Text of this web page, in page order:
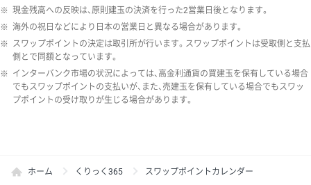
※ 現金残高への反映は、原則建玉の決済を行った2営業日後となります。
※ 海外の祝日などにより日本の営業日と異なる場合があります。
※ スワップポイントの決定は取引所が行います。スワップポイントは受取側と支払
側とで同額となっています。
※ インターバンク市場の状況によっては、高金利通貨の買建玉を保有している場合
でもスワップポイントの支払いが、また、売建玉を保有している場合でもスワッ
プポイントの受け取りが生じる場合があります。
ホーム くりっく365 スワップポイントカレンダー